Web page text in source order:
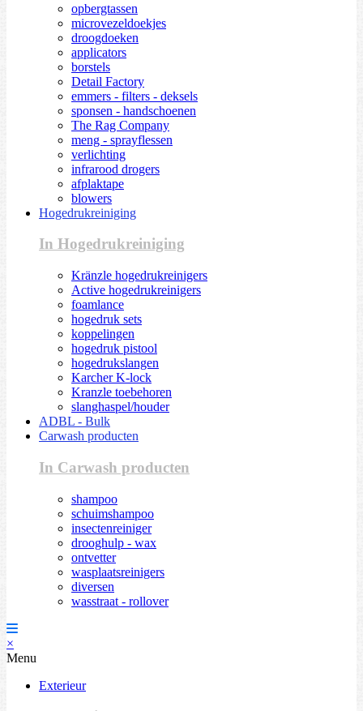
opbergtassen
microvezeldoekjes
droogdoeken
applicators
borstels
Detail Factory
emmers - filters - deksels
sponsen - handschoenen
The Rag Company
meng - sprayflessen
verlichting
infrarood drogers
afplaktape
blowers
Hogedrukreiniging
In Hogedrukreiniging
Kränzle hogedrukreinigers
Active hogedrukreinigers
foamlance
hogedruk sets
koppelingen
hogedruk pistool
hogedrukslangen
Karcher K-lock
Kranzle toebehoren
slanghaspel/houder
ADBL - Bulk
Carwash producten
In Carwash producten
shampoo
schuimshampoo
insectenreiniger
drooghulp - wax
ontvetter
wasplaatsreinigers
diversen
wasstraat - rollover
×
Menu
Exterieur